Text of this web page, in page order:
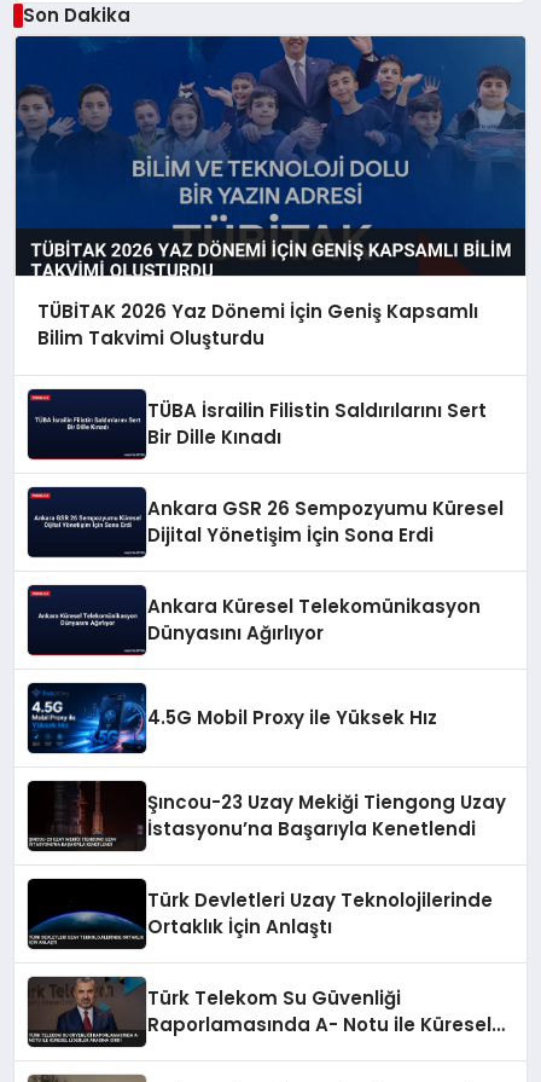
Son Dakika
TÜBİTAK 2026 Yaz Dönemi İçin Geniş Kapsamlı
Bilim Takvimi Oluşturdu
TÜBA İsrailin Filistin Saldırılarını Sert
Bir Dille Kınadı
Ankara GSR 26 Sempozyumu Küresel
Dijital Yönetişim İçin Sona Erdi
Ankara Küresel Telekomünikasyon
Dünyasını Ağırlıyor
4.5G Mobil Proxy ile Yüksek Hız
Şıncou-23 Uzay Mekiği Tiengong Uzay
İstasyonu’na Başarıyla Kenetlendi
Türk Devletleri Uzay Teknolojilerinde
Ortaklık İçin Anlaştı
Türk Telekom Su Güvenliği
Raporlamasında A- Notu ile Küresel